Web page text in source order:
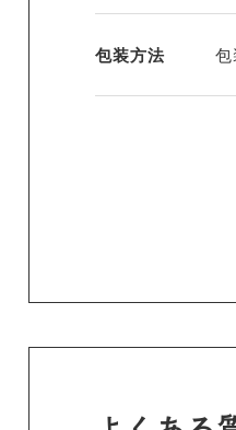
包装方法